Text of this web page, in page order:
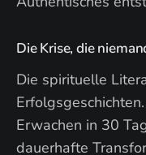
Die Krise, die
Die spirituelle
Erwachen in 30
dauerhafte